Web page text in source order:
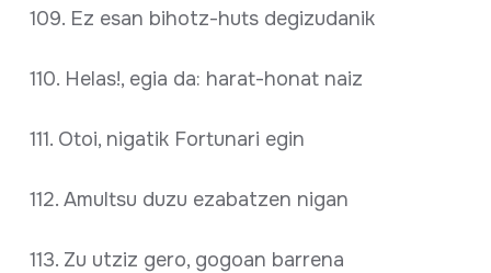
109. Ez esan bihotz-huts degizudanik
110. Helas!, egia da: harat-honat naiz
111. Otoi, nigatik Fortunari egin
112. Amultsu duzu ezabatzen nigan
113. Zu utziz gero, gogoan barrena